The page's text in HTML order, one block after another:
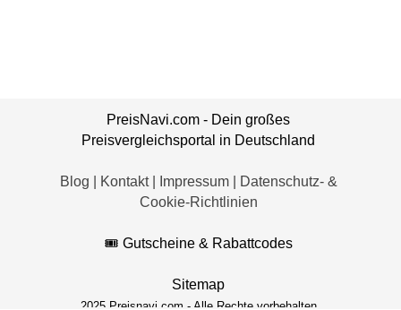
PreisNavi.com - Dein großes
Preisvergleichsportal in Deutschland
Blog Kontakt Impressum
Datenschutz- &
Cookie-Richtlinien
🎟️ Gutscheine & Rabattcodes
Sitemap
2025 Preisnavi.com - Alle Rechte vorbehalten